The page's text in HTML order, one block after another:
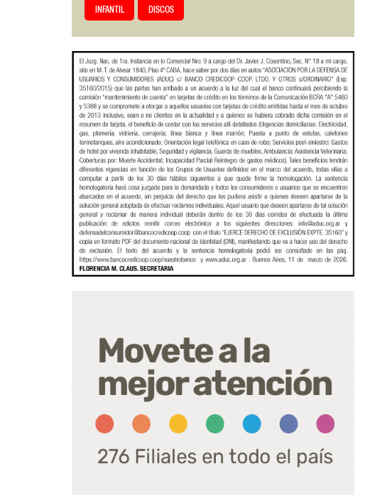
INFANTIL DISCOS